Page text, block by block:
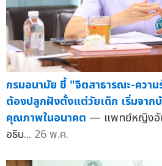
กรมอนามัย ชี้ "จิตสาธารณะ-ควา
ต้องปลูกฝังตั้งแต่วัยเด็ก เริ่มจาก
คุณภาพในอนาคต — แพทย์หญิงอั
อธิบ... 26 พ.ค.